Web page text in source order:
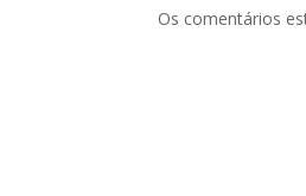
Os comentários